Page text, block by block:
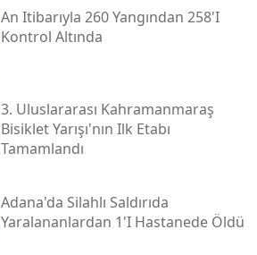
An Itibarıyla 260 Yangından 258'i
Kontrol Altında
3. Uluslararası Kahramanmaraş
Bisiklet Yarışı'nın Ilk Etabı
Tamamlandı
Adana'da Silahlı Saldırıda
Yaralananlardan 1'i Hastanede Öldü